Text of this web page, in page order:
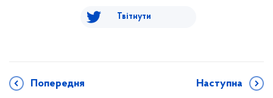
Твітнути
Попередня Наступна